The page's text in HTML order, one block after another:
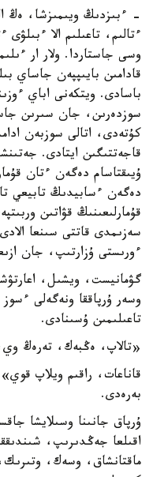
- ءبىزدىڭ ويىمىزشا، ەڭ
ءتالىم، تاعىلىم الا
وسى جاستاردا. ولار ار
قادامىن بايىپپەن جاساي
باسادى. ويتكەنى اباي
سوزدەرىن، جان سىرىن
كۇتەدى، اتالى سوزبەن
قاجەتتىگىن ايتادى.
ۇيىقتاسام دەگەن ءتان
دەگەن ءسابيدىڭ تابيعي
قۇمارلىعىنىڭ قۋاتىن
سەزىمدى قاتتى سىنعا
ءورىستى ۇزارتىپ، جان
گۋمانيست، ويشىل،
وسەر ۇرپاققا ونەگەلى
تاعىلىمىن ۇسىنادى.
«تالاپ، ەڭبەك، تەرەڭ
قاناعات، راقىم ويلاپ
بەرەدى.
ۇرپاق جانىنا وسىلايشا
اقىلعا جەڭدىرىپ،
ماقتانشاق، وسەك،